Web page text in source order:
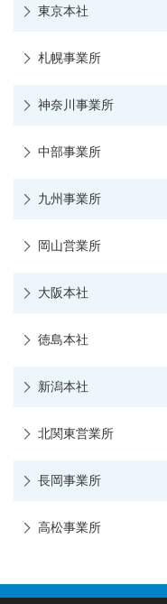
東京本社
札幌事業所
神奈川事業所
中部事業所
九州事業所
岡山営業所
大阪本社
徳島本社
新潟本社
北関東営業所
長岡事業所
高松事業所